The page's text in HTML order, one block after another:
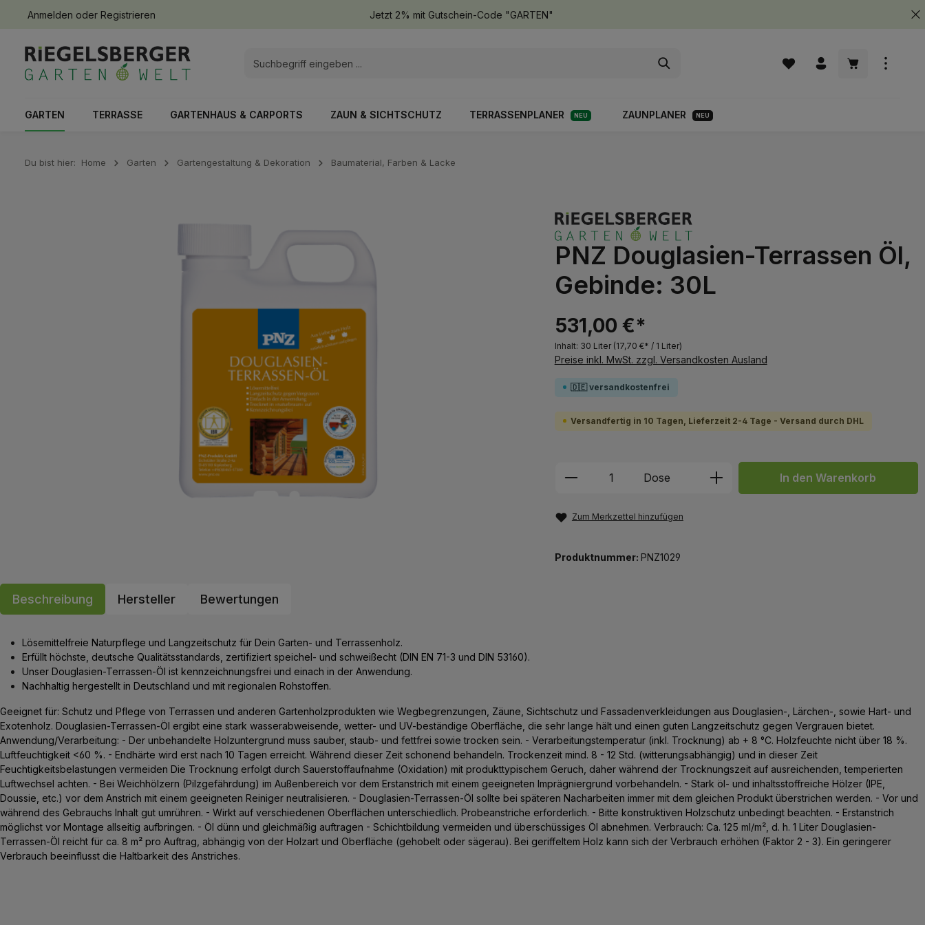
Zur Hauptnavigation springen
Anmelden oder Registrieren Jetzt 2% mit Gutschein-Code "GARTEN"
Warenkorb
GARTEN TERRASSE GARTENHAUS & CARPORTS ZAUN & SICHTSCHUTZ TERRASSENPLANER NEU ZAUNPLANER NEU
Du bist hier: Home Garten Gartengestaltung & Dekoration Baumaterial, Farben & Lacke
PNZ Douglasien-Terrassen Öl,
Gebinde: 30L
531,00 €*
Inhalt: 30 Liter (17,70 €* / 1 Liter)
Preise inkl. MwSt. zzgl. Versandkosten Ausland
🇩🇪 versandkostenfrei
Versandfertig in 10 Tagen, Lieferzeit 2-4 Tage - Versand durch DHL
Produkt Anzahl: Gib den gewünschten Wert
Dose In den Warenkorb
Zum Merkzettel hinzufügen
Produktnummer: PNZ1029
Beschreibung Hersteller Bewertungen
Lösemittelfreie Naturpflege und Langzeitschutz für Dein Garten- und Terrassenholz.
Erfüllt höchste, deutsche Qualitätsstandards, zertifiziert speichel- und schweißecht (DIN EN 71-3 und DIN 53160).
Unser Douglasien-Terrassen-Öl ist kennzeichnungsfrei und einach in der Anwendung.
Nachhaltig hergestellt in Deutschland und mit regionalen Rohstoffen.
Geeignet für: Schutz und Pflege von Terrassen und anderen Gartenholzprodukten wie Wegbegrenzungen, Zäune, Sichtschutz und Fassadenverkleidungen aus Douglasien-, Lärchen-, sowie Hart- und
Exotenholz. Douglasien-Terrassen-Öl ergibt eine stark wasserabweisende, wetter- und UV-beständige Oberfläche, die sehr lange hält und einen guten Langzeitschutz gegen Vergrauen bietet.
Anwendung/Verarbeitung: - Der unbehandelte Holzuntergrund muss sauber, staub- und fettfrei sowie trocken sein. - Verarbeitungstemperatur (inkl. Trocknung) ab + 8 °C. Holzfeuchte nicht über 18 %.
Luftfeuchtigkeit <60 %. - Endhärte wird erst nach 10 Tagen erreicht. Während dieser Zeit schonend behandeln. Trockenzeit mind. 8 - 12 Std. (witterungsabhängig) und in dieser Zeit
Feuchtigkeitsbelastungen vermeiden Die Trocknung erfolgt durch Sauerstoffaufnahme (Oxidation) mit produkttypischem Geruch, daher während der Trocknungszeit auf ausreichenden, temperierten
Luftwechsel achten. - Bei Weichhölzern (Pilzgefährdung) im Außenbereich vor dem Erstanstrich mit einem geeigneten Imprägniergrund vorbehandeln. - Stark öl- und inhaltsstoffreiche Hölzer (IPE,
Doussie, etc.) vor dem Anstrich mit einem geeigneten Reiniger neutralisieren. - Douglasien-Terrassen-Öl sollte bei späteren Nacharbeiten immer mit dem gleichen Produkt überstrichen werden. - Vor und
während des Gebrauchs Inhalt gut umrühren. - Wirkt auf verschiedenen Oberflächen unterschiedlich. Probeanstriche erforderlich. - Bitte konstruktiven Holzschutz unbedingt beachten. - Erstanstrich
möglichst vor Montage allseitig aufbringen. - Öl dünn und gleichmäßig auftragen - Schichtbildung vermeiden und überschüssiges Öl abnehmen. Verbrauch: Ca. 125 ml/m², d. h. 1 Liter Douglasien-
Terrassen-Öl reicht für ca. 8 m² pro Auftrag, abhängig von der Holzart und Oberfläche (gehobelt oder sägerau). Bei geriffeltem Holz kann sich der Verbrauch erhöhen (Faktor 2 - 3). Ein geringerer
Verbrauch beeinflusst die Haltbarkeit des Anstriches.